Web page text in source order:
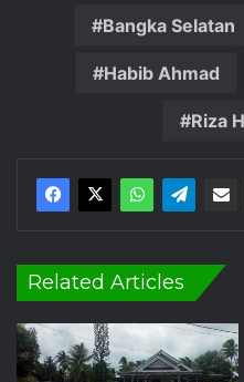
Bangka Selatan
Habib Ahmad
Riza
Related Articles